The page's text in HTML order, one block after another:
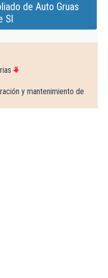
de Auto Gruas
Sl
y mantenimiento de